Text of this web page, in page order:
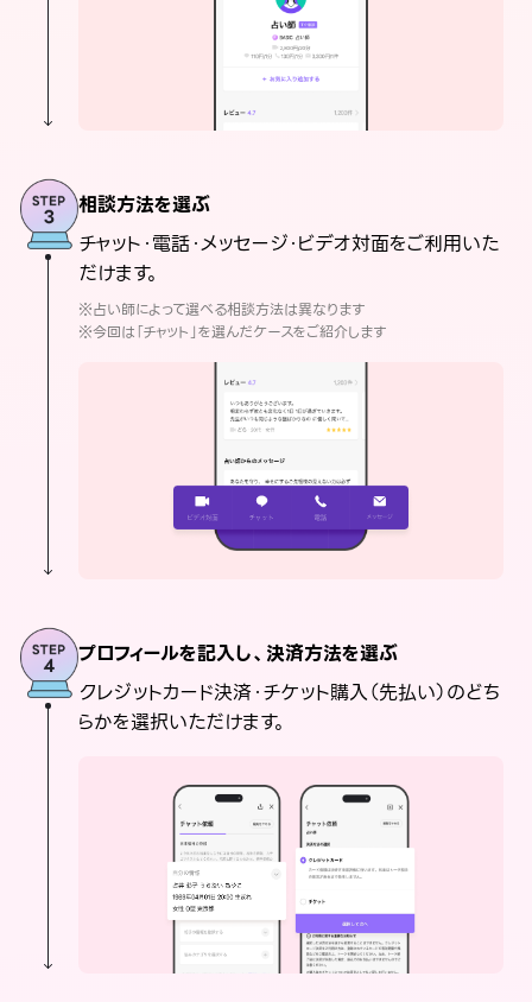
相談方法を選ぶ
チャット・電話・メッセージ・ビデオ対面をご利用いた
だけます。
※占い師によって選べる相談方法は異なります
※今回は「チャット」を選んだケースをご紹介します
プロフィールを記入し、決済方法を選ぶ
クレジットカード決済・チケット購入（先払い）のどち
らかを選択いただけます。